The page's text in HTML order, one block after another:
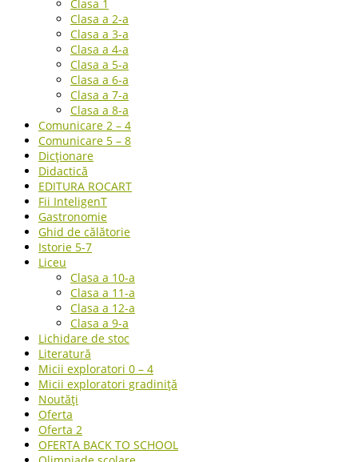
Clasa 1
Clasa a 2-a
Clasa a 3-a
Clasa a 4-a
Clasa a 5-a
Clasa a 6-a
Clasa a 7-a
Clasa a 8-a
Comunicare 2 – 4
Comunicare 5 – 8
Dicționare
Didactică
EDITURA ROCART
Fii InteligenT
Gastronomie
Ghid de călătorie
Istorie 5-7
Liceu
Clasa a 10-a
Clasa a 11-a
Clasa a 12-a
Clasa a 9-a
Lichidare de stoc
Literatură
Micii exploratori 0 – 4
Micii exploratori gradiniță
Noutăți
Oferta
Oferta 2
OFERTA BACK TO SCHOOL